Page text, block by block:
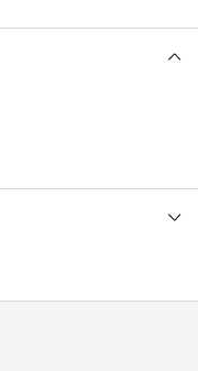
traz uma proposta
O Triangle Schutz
para produções